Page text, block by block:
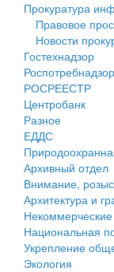
Генеральные
Проекты
Собрание
Городское
Сельские
Прокуратура
Правовое
Новости
Гостехнадзор
Роспотребнадзор
РОСРЕЕСТР
Центробанк
Разное
ЕДДС
Архивный отдел
Внимание,
Архитектура и
Национальная
Укрепление
Экология